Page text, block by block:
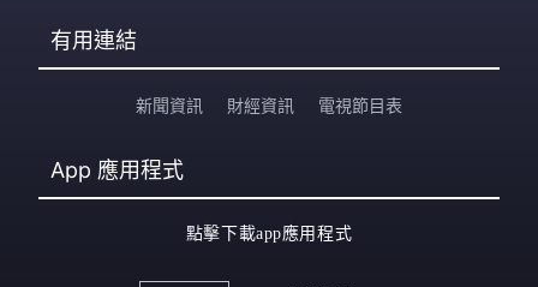
有用連結
新聞資訊 財經資訊 電視節目表
App 應用程式
點擊下載app應用程式